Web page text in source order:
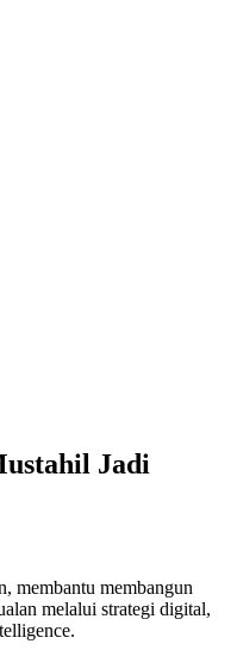
Jadi
membantu membangun
melalui strategi digital,